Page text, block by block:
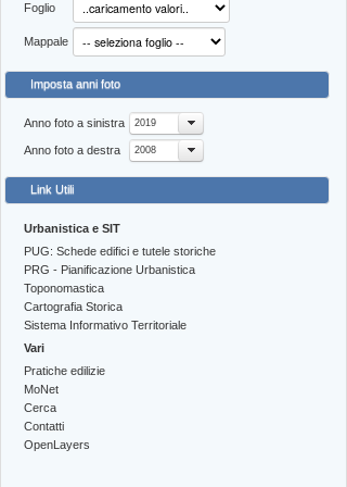
Foglio
Mappale
Imposta anni foto
Anno foto a sinistra 2019
Anno foto a destra 2008
Link Utili
Urbanistica e SIT
PUG: Schede edifici e tutele storiche
PRG - Pianificazione Urbanistica
Toponomastica
Cartografia Storica
Sistema Informativo Territoriale
Vari
Pratiche edilizie
MoNet
Cerca
Contatti
OpenLayers